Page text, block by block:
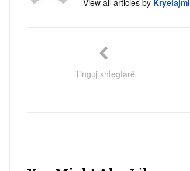
View all articles by Kryelajmi
Tinguj shtegtarë